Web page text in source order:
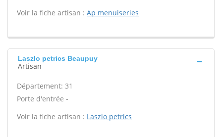
Voir la fiche artisan : Ap menuiseries
Laszlo petrics Beaupuy
Artisan
Département: 31
Porte d'entrée -
Voir la fiche artisan : Laszlo petrics